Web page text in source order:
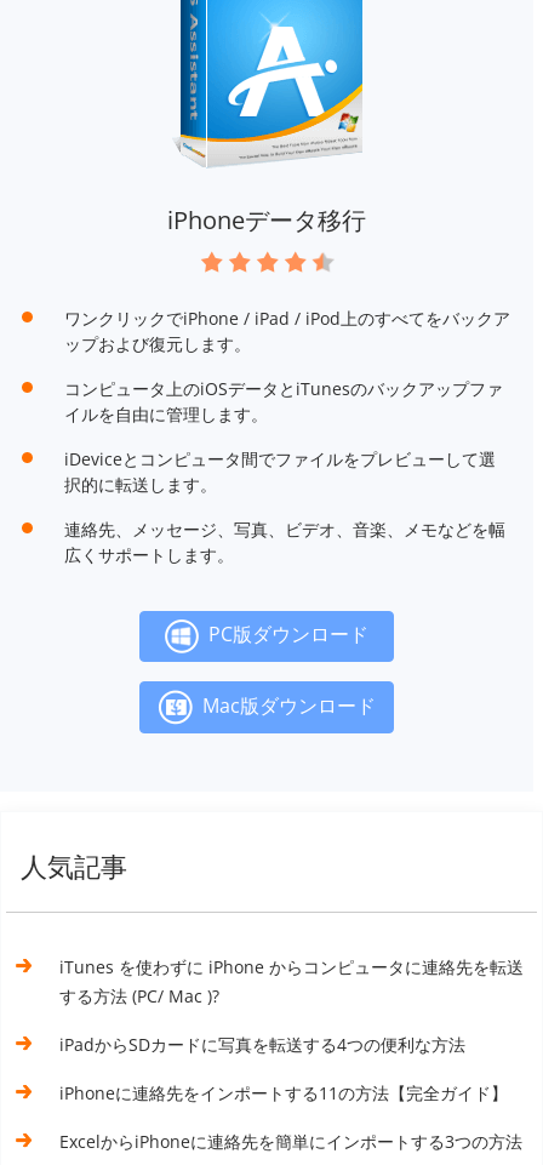
iPhoneデータ移行
ワンクリックでiPhone / iPad / iPod上のすべてをバックア
ップおよび復元します。
コンピュータ上のiOSデータとiTunesのバックアップファ
イルを自由に管理します。
iDeviceとコンピュータ間でファイルをプレビューして選
択的に転送します。
連絡先、メッセージ、写真、ビデオ、音楽、メモなどを幅
広くサポートします。
PC版ダウンロード
Mac版ダウンロード
人気記事
iTunes を使わずに iPhone からコンピュータに連絡先を転送
する方法 (PC/ Mac )?
iPadからSDカードに写真を転送する4つの便利な方法
iPhoneに連絡先をインポートする1​​1の方法【完全ガイド】
ExcelからiPhoneに連絡先を簡単にインポートする3つの方法